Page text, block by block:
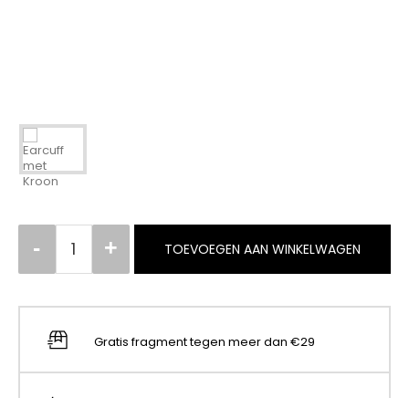
TOEVOEGEN AAN WINKELWAGEN
Gratis fragment tegen meer dan €29